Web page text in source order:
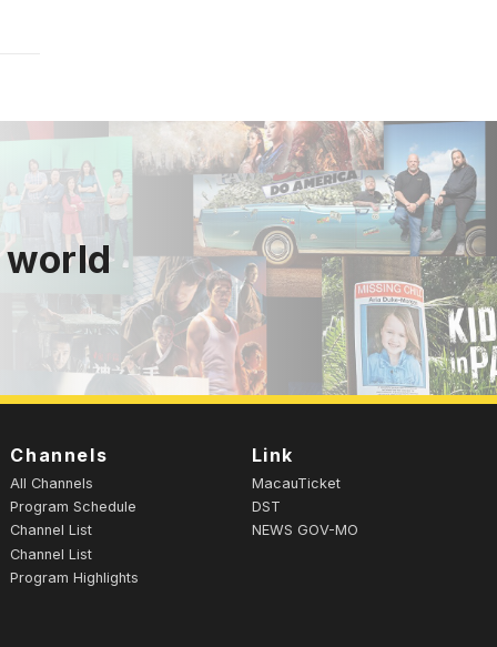
world
Channels
All Channels
Program Schedule
Channel List
Channel List
Program Highlights
Link
MacauTicket
DST
NEWS GOV-MO